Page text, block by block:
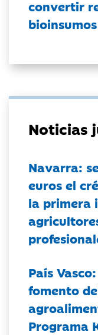
convertir
Noticias
Navarra:
euros el
la primera
País
fomento
Programa